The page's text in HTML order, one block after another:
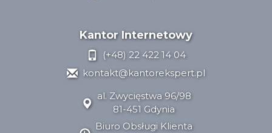
Kantor Internetowy
(+48) 22 422 14 04
kontakt@kantorekspert.pl
al. Zwycięstwa 96/98
81-451 Gdynia
Biuro Obsługi Klienta